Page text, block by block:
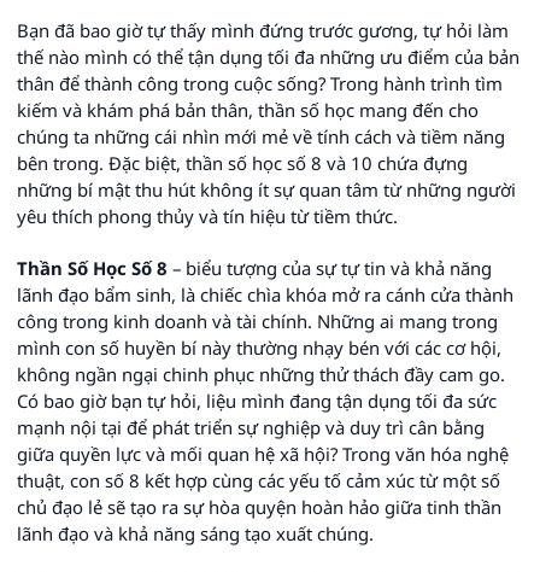
Bạn đã bao giờ tự thấy mình đứng trước gương, tự hỏi làm
thế nào mình có thể tận dụng tối đa những ưu điểm của bản
thân để thành công trong cuộc sống? Trong hành trình tìm
kiếm và khám phá bản thân, thần số học mang đến cho
chúng ta những cái nhìn mới mẻ về tính cách và tiềm năng
bên trong. Đặc biệt, thần số học số 8 và 10 chứa đựng
những bí mật thu hút không ít sự quan tâm từ những người
yêu thích phong thủy và tín hiệu từ tiềm thức.
Thần Số Học Số 8 – biểu tượng của sự tự tin và khả năng
lãnh đạo bẩm sinh, là chiếc chìa khóa mở ra cánh cửa thành
công trong kinh doanh và tài chính. Những ai mang trong
mình con số huyền bí này thường nhạy bén với các cơ hội,
không ngần ngại chinh phục những thử thách đầy cam go.
Có bao giờ bạn tự hỏi, liệu mình đang tận dụng tối đa sức
mạnh nội tại để phát triển sự nghiệp và duy trì cân bằng
giữa quyền lực và mối quan hệ xã hội? Trong văn hóa nghệ
thuật, con số 8 kết hợp cùng các yếu tố cảm xúc từ một số
chủ đạo lẻ sẽ tạo ra sự hòa quyện hoàn hảo giữa tinh thần
lãnh đạo và khả năng sáng tạo xuất chúng.